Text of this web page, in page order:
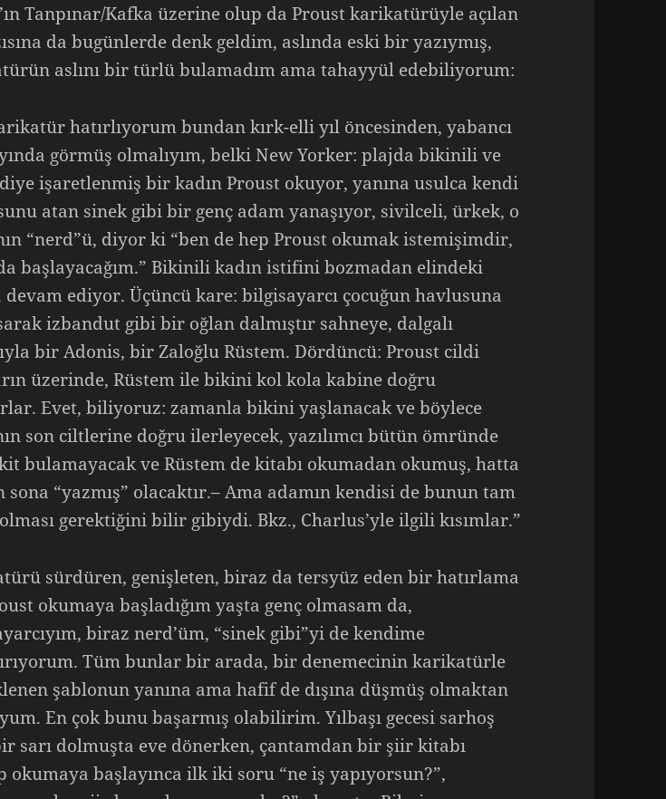
Tanpınar/Kafka üzerine olup da Proust karikatürüyle açılan
da bugünlerde denk geldim, aslında eski bir yazıymış,
aslını bir türlü bulamadım ama tahayyül edebiliyorum:
hatırlıyorum bundan kırk-elli yıl öncesinden, yabancı
görmüş olmalıyım, belki New Yorker: plajda bikinili ve
diye işaretlenmiş bir kadın Proust okuyor, yanına usulca kendi
atan sinek gibi bir genç adam yanaşıyor, sivilceli, ürkek, o
“nerd”ü, diyor ki “ben de hep Proust okumak istemişimdir,
başlayacağım.” Bikinili kadın istifini bozmadan elindeki
ediyor. Üçüncü kare: bilgisayarcı çocuğun havlusuna
izbandut gibi bir oğlan dalmıştır sahneye, dalgalı
bir Adonis, bir Zaloğlu Rüstem. Dördüncü: Proust cildi
üzerinde, Rüstem ile bikini kol kola kabine doğru
Evet, biliyoruz: zamanla bikini yaşlanacak ve böylece
son ciltlerine doğru ilerleyecek, yazılımcı bütün ömründe
bulamayacak ve Rüstem de kitabı okumadan okumuş, hatta
sona “yazmış” olacaktır.– Ama adamın kendisi de bunun tam
gerektiğini bilir gibiydi. Bkz., Charlus’yle ilgili kısımlar.”
sürdüren, genişleten, biraz da tersyüz eden bir hatırlama
okumaya başladığım yaşta genç olmasam da,
biraz nerd’üm, “sinek gibi”yi de kendime
Tüm bunlar bir arada, bir denemecinin karikatürle
şablonun yanına ama hafif de dışına düşmüş olmaktan
En çok bunu başarmış olabilirim. Yılbaşı gecesi sarhoş
sarı dolmuşta eve dönerken, çantamdan bir şiir kitabı
okumaya başlayınca ilk iki soru “ne iş yapıyorsun?”,